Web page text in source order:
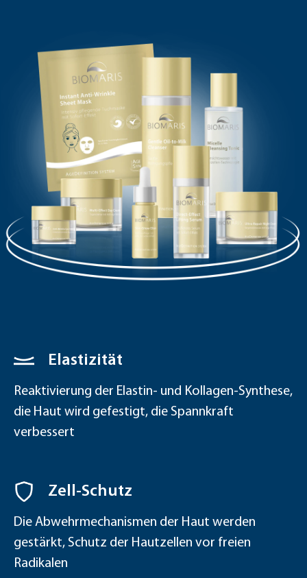
Elastizität
Reaktivierung der Elastin- und Kollagen-Synthese,
die Haut wird gefestigt, die Spannkraft
verbessert
Zell-Schutz
Die Abwehrmechanismen der Haut werden
gestärkt, Schutz der Hautzellen vor freien
Radikalen